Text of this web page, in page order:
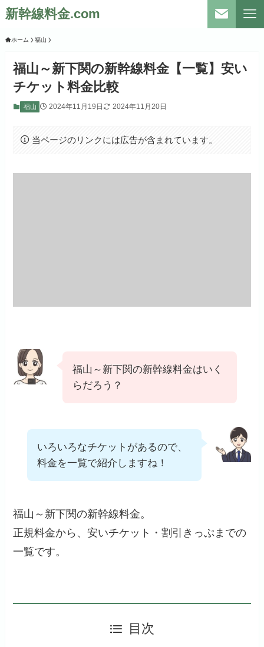
新幹線料金.com
ホーム 福山
福山～新下関の新幹線料金【一覧】安い
チケット料金比較
福山 2024年11月19日 2024年11月20日
当ページのリンクには広告が含まれています。
福山～新下関の新幹線料金はいく
らだろう？
いろいろなチケットがあるので、
料金を一覧で紹介しますね！
福山～新下関の新幹線料金。
正規料金から、安いチケット・割引きっぷまでの
一覧です。
目次